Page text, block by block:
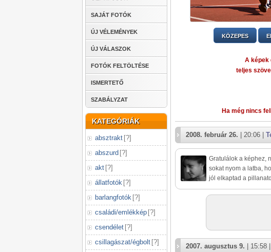
SAJÁT FOTÓK
ÚJ VÉLEMÉNYEK
ÚJ VÁLASZOK
FOTÓK FELTÖLTÉSE
ISMERTETŐ
SZABÁLYZAT
KATEGÓRIÁK
absztrakt [?]
abszurd [?]
akt [?]
állatfotók [?]
barlangfotók [?]
családi/emlékkép [?]
csendélet [?]
csillagászat/égbolt [?]
KÖZEPES
A képek
teljes
Ha még nincs
2008. február 26. | 20:06 |
Gratulálok a képhez,
sokat nyom a latba,
jól elkaptad a
2007. augusztus 9. | 15:58 |